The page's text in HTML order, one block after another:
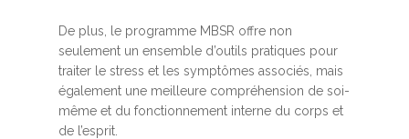
De plus, le programme MBSR offre non
seulement un ensemble d’outils pratiques pour
traiter le stress et les symptômes associés, mais
également une meilleure compréhension de soi-
même et du fonctionnement interne du corps et
de l’esprit.